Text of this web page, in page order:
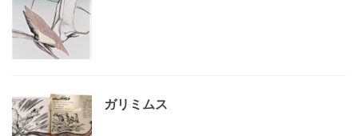
ガリミムス